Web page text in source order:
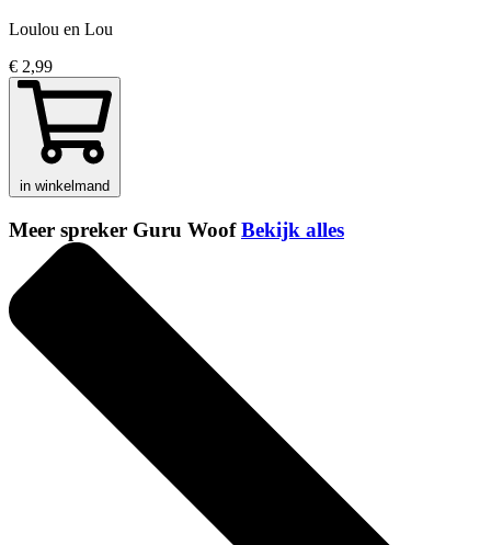
Loulou en Lou
€ 2,99
in winkelmand
Meer spreker Guru WoofBekijk alles